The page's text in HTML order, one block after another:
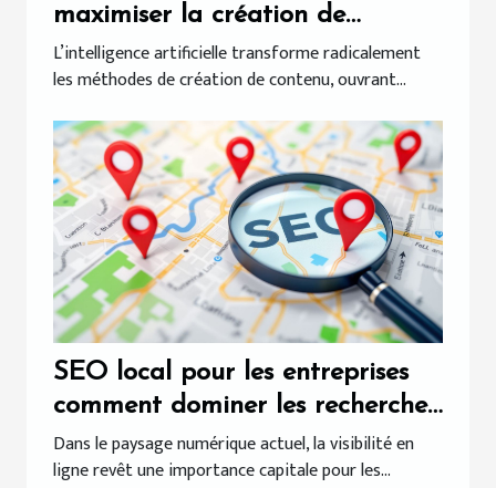
maximiser la création de
contenu avec l'IA
L’intelligence artificielle transforme radicalement
les méthodes de création de contenu, ouvrant...
SEO local pour les entreprises
comment dominer les recherches
geolocalisees
Dans le paysage numérique actuel, la visibilité en
ligne revêt une importance capitale pour les...